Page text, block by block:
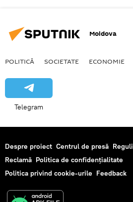
Moldova
POLITICĂ SOCIETATE ECONOMIE
Telegram
Despre proiect Centrul de presă Reguli
Reclamă Politica de confidențialitate
Politica privind cookie-urile Feedback